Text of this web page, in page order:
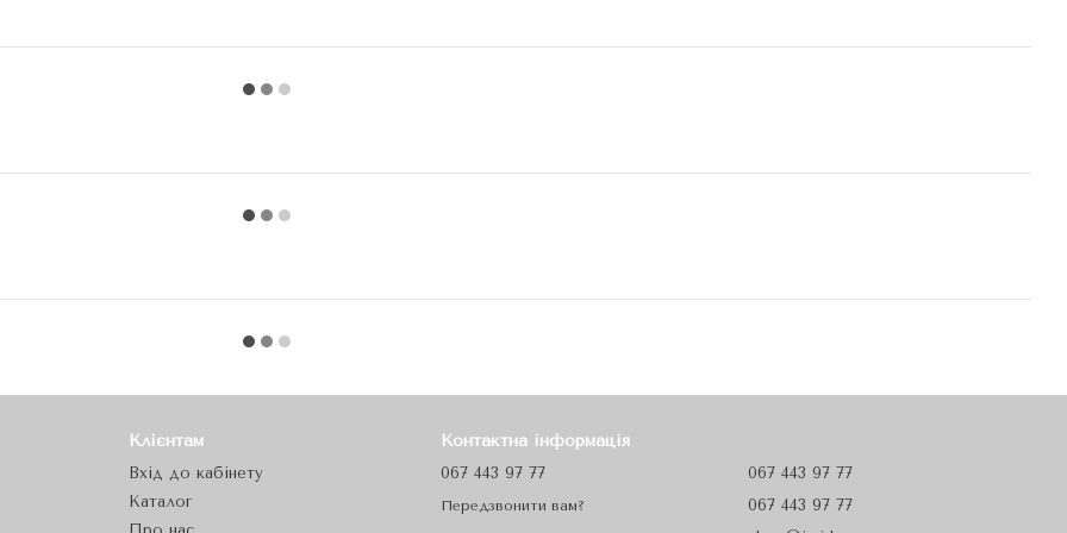
Клієнтам
Вхід до кабінету
Каталог
Контактна інформація
067 443 97 77
Передзвонити вам?
067 443 97 77
067 443 97 77